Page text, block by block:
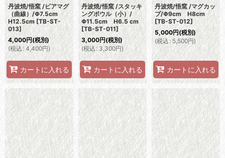
丹波焼/悟窯 /ビアマグ
（曲線）/Φ7.5cm
H12.5cm [TB-ST-
013]
4,000円(税別)
(税込 : 4,400円)
カートに入れる
丹波焼/悟窯 /スタッキ
ングボウル（小）/
Φ11.5cm H6.5 cm
[TB-ST-011]
3,000円(税別)
(税込 : 3,300円)
カートに入れる
丹波焼/悟窯 /マグカッ
プ/Φ9cm H8cm
[TB-ST-012]
5,000円(税別)
(税込 : 5,500円)
カートに入れる